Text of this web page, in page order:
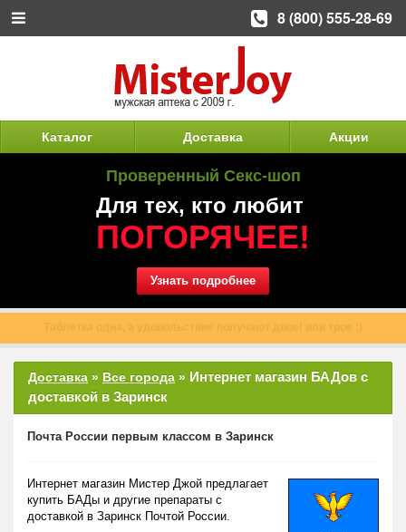
Каталог Доставка Акции
Проверенный Секс-шоп
Для тех, кто любит
ПОГОРЯЧЕЕ!
Узнать подробнее
Доставка » Все города » Интернет магазин БАДов с
доставкой в Заринск
Почта России первым классом в Заринск
Интернет магазин Мистер Джой предлагает
купить БАДы и другие препараты с
доставкой в Заринск Почтой России.
8 (800) 555-28-69